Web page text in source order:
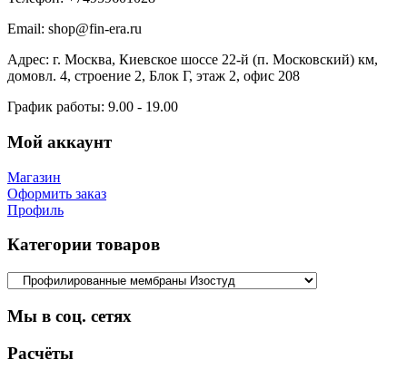
Email: shop@fin-era.ru
Адрес: г. Москва, Киевское шоссе 22-й (п. Московский) км,
домовл. 4, строение 2, Блок Г, этаж 2, офис 208
График работы: 9.00 - 19.00
Мой аккаунт
Магазин
Оформить заказ
Профиль
Категории товаров
Мы в соц. сетях
Facebook
Twitter
Google
Instagram
Расчёты